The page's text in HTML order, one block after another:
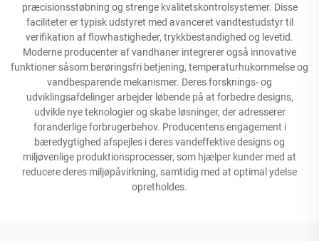
præcisionsstøbning og strenge kvalitetskontrolsystemer. Disse
faciliteter er typisk udstyret med avanceret vandtestudstyr til
verifikation af flowhastigheder, trykkbestandighed og levetid.
Moderne producenter af vandhaner integrerer også innovative
funktioner såsom berøringsfri betjening, temperaturhukommelse og
vandbesparende mekanismer. Deres forsknings- og
udviklingsafdelinger arbejder løbende på at forbedre designs,
udvikle nye teknologier og skabe løsninger, der adresserer
foranderlige forbrugerbehov. Producentens engagement i
bæredygtighed afspejles i deres vandeffektive designs og
miljøvenlige produktionsprocesser, som hjælper kunder med at
reducere deres miljøpåvirkning, samtidig med at optimal ydelse
opretholdes.